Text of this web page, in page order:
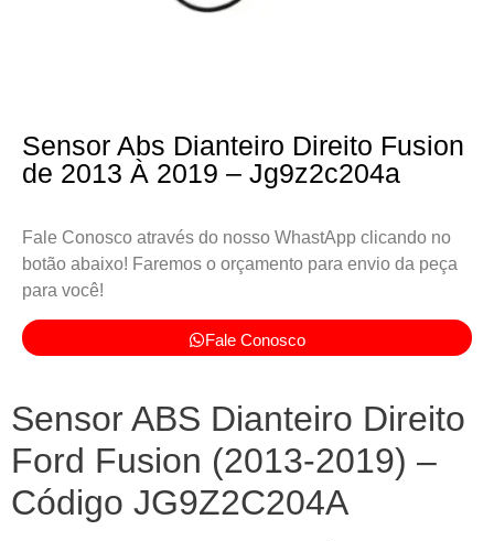
Sensor Abs Dianteiro Direito Fusion
de 2013 À 2019 – Jg9z2c204a
Fale Conosco através do nosso WhastApp clicando no
botão abaixo! Faremos o orçamento para envio da peça
para você!
Fale Conosco
Sensor ABS Dianteiro Direito
Ford Fusion (2013-2019) –
Código JG9Z2C204A